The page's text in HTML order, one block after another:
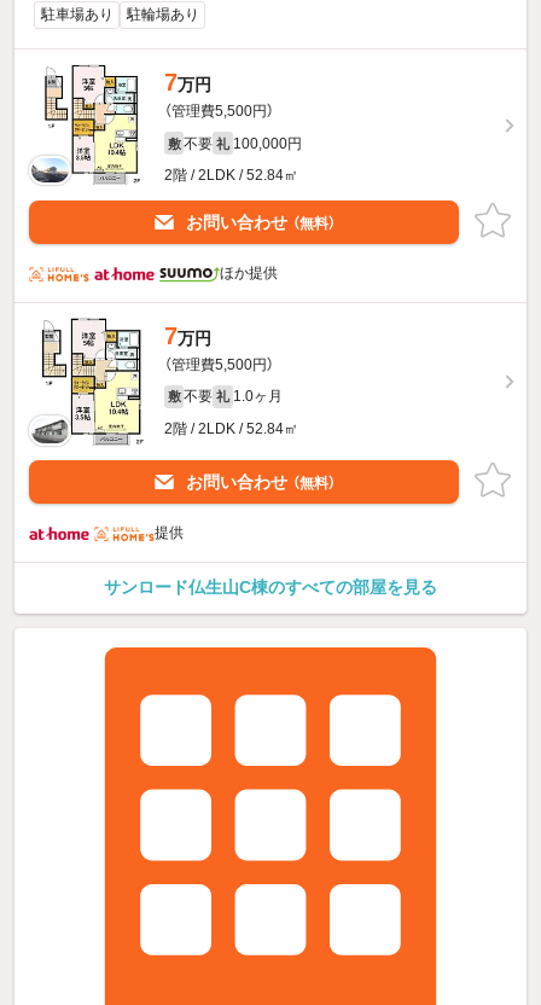
駐車場あり 駐輪場あり
7万円
（管理費5,500円）
敷 不要 礼 100,000円
2階 / 2LDK / 52.84㎡
お問い合わせ （無料）
ほか提供
7万円
（管理費5,500円）
敷 不要 礼 1.0ヶ月
2階 / 2LDK / 52.84㎡
お問い合わせ （無料）
提供
サンロード仏生山C棟のすべての部屋を見る